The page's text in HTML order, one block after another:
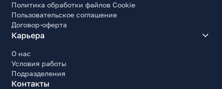
Политика обработки файлов Cookie
Пользовательское соглашение
Договор-оферта
Карьера
О нас
Условия работы
Подразделения
Контакты